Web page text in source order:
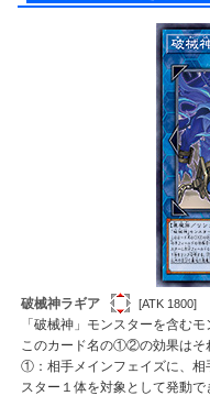
破械神ラギア [ATK 1800]
「破械神」モンスターを含む
このカード名の①②の効果はそ
①：相手メインフェイズに、相
スター１体を対象として発動